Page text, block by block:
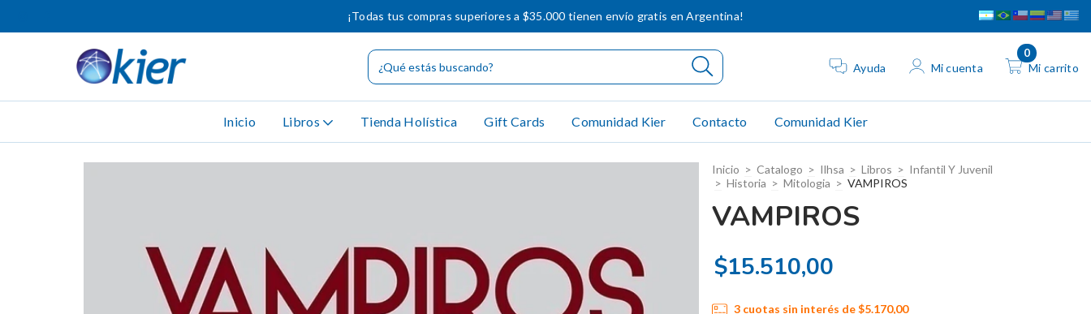
¡Todas tus compras superiores a $35.000 tienen envío gratis en Argentina!
Ayuda Mi cuenta Mi carrito
0
Inicio Libros Tienda Holística Gift Cards Comunidad Kier Contacto Comunidad Kier
Inicio > Catalogo > Ilhsa > Libros > Infantil Y Juvenil
> Historia > Mitologia > VAMPIROS
VAMPIROS
$15.510,00
3 cuotas sin interés de$5.170,00